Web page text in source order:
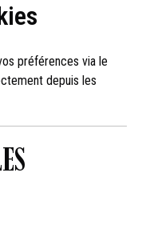
préférences via le
depuis les